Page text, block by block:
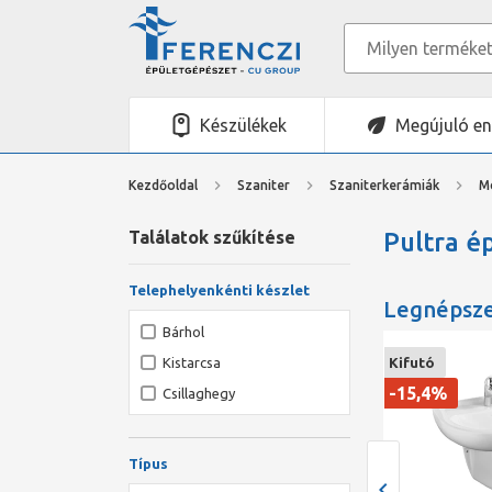
Készülékek Megújuló
Kezdőoldal Szaniter Szaniterkerámiák
Pultra
Kifutó Kifutó
-15,4%
Találatok szűkítése
Telephelyenkénti készlet
Bárhol
Kistarcsa
Csillaghegy
Típus